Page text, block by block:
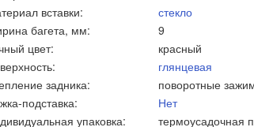
вставки:
стекло
багета, мм:
9
цвет:
красный
глянцевая
задника:
поворотные
подставка:
Нет
упаковка:
термоусадочная